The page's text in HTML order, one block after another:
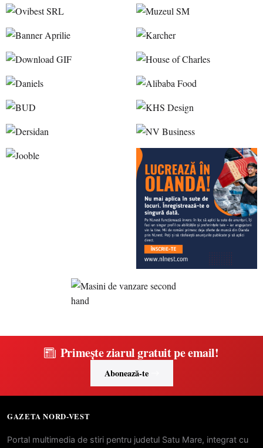
Primește ziarul gratuit pe email!
Abonează-te
GAZETA NORD-VEST
Portal multimedia de stiri pentru judetul Satu Mare, integrat cu